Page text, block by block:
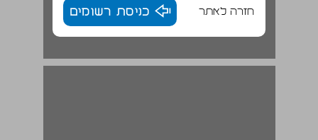
חזרה לאתר כניסת רשומים
ב, ד ... 28